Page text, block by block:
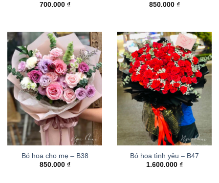
700.000 ₫
850.000 ₫
Bó hoa cho mẹ – B38
850.000 ₫
Bó hoa tình yêu – B47
1.600.000 ₫